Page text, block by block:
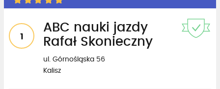
1
ABC nauki jazdy
Rafał Skonieczny
ul. Górnośląska 56
Kalisz